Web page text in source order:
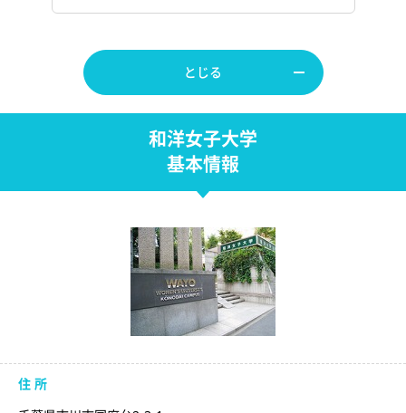
とじる
和洋女子大学
基本情報
住 所